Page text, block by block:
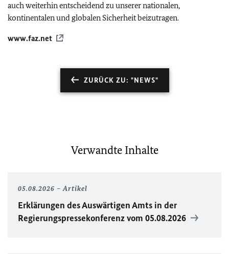
auch weiterhin entscheidend zu unserer nationalen,
kontinentalen und globalen Sicherheit beizutragen.
www.faz.net
ZURÜCK ZU: "NEWS"
Verwandte Inhalte
05.08.2026 Artikel
Erklärungen des Auswärtigen Amts in der
Regierungspressekonferenz vom 05.08.2026